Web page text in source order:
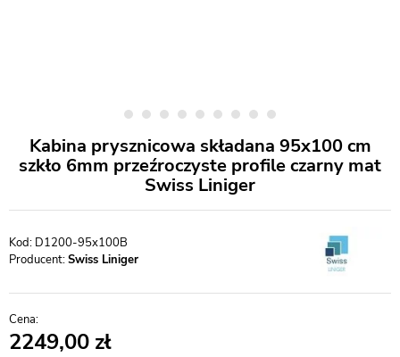
Kabina prysznicowa składana 95x100 cm
szkło 6mm przeźroczyste profile czarny mat
Swiss Liniger
D1200-95x100B
Producent:Swiss Liniger
2249,00